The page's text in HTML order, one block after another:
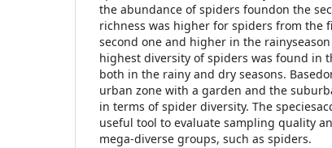
the abundance of spiders foundon the
richness was higher for spiders from the
second one and higher in the
highest diversity of spiders was found in
both in the rainy and dry seasons.
urban zone with a garden and the
in terms of spider diversity. The
useful tool to evaluate sampling quality
mega-diverse groups, such as spiders.